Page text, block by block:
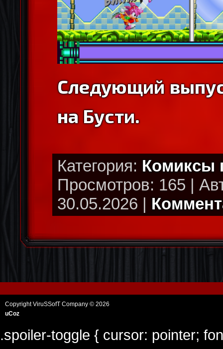
Следующий
на Бусти.
Категория:
Просмотров: 165 |
30.05.2026 |
Copyright ViruSSofT Company © 2026
uCoz
.spoiler-toggle { cursor: pointer;